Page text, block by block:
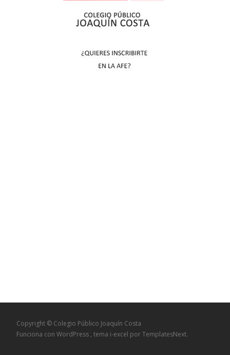
Copyright © Colegio Público Joaquín Costa
Funciona con WordPress , tema i-excel por TemplatesNext.